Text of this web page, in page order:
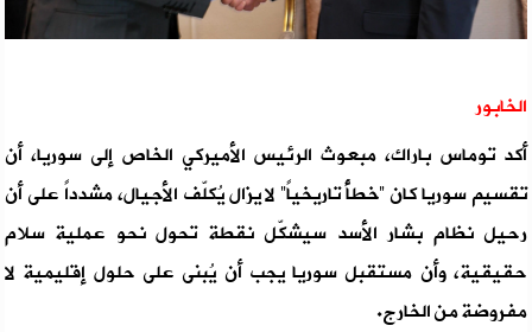
الخابور
أكد توماس باراك، مبعوث الرئيس الأميركي الخاص إلى سوريا، أن
تقسيم سوريا كان “خطأً تاريخياً” لا يزال يُكلّف الأجيال، مشدداً على أن
رحيل نظام بشار الأسد سيشكّل نقطة تحول نحو عملية سلام
حقيقية، وأن مستقبل سوريا يجب أن يُبنى على حلول إقليمية لا
مفروضة من الخارج.